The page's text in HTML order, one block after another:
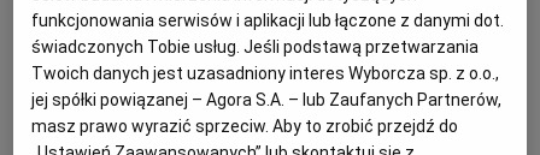
KIELCE
KOSZALIN
SŁÓWKA. MAGAZYN O JĘZYKU
GAZETA.PL
TOK FM
funkcjonowania serwisów i aplikacji lub łączone z danymi dot.
świadczonych Tobie usług. Jeśli podstawą przetwarzania
Twoich danych jest uzasadniony interes Wyborcza sp. z o.o.,
jej spółki powiązanej – Agora S.A. – lub Zaufanych Partnerów,
masz prawo wyrazić sprzeciw. Aby to zrobić przejdź do